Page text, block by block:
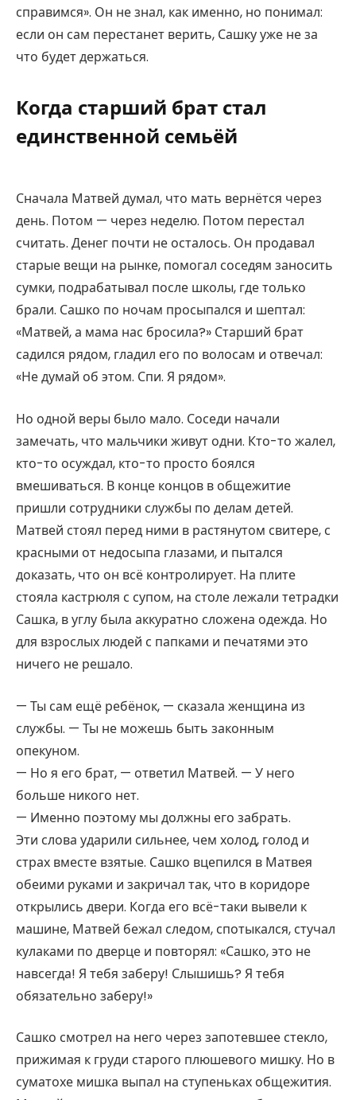
справимся». Он не знал, как именно, но понимал:
если он сам перестанет верить, Сашку уже не за
что будет держаться.
Когда старший брат стал
единственной семьёй
Сначала Матвей думал, что мать вернётся через
день. Потом — через неделю. Потом перестал
считать. Денег почти не осталось. Он продавал
старые вещи на рынке, помогал соседям заносить
сумки, подрабатывал после школы, где только
брали. Сашко по ночам просыпался и шептал:
«Матвей, а мама нас бросила?» Старший брат
садился рядом, гладил его по волосам и отвечал:
«Не думай об этом. Спи. Я рядом».
Но одной веры было мало. Соседи начали
замечать, что мальчики живут одни. Кто-то жалел,
кто-то осуждал, кто-то просто боялся
вмешиваться. В конце концов в общежитие
пришли сотрудники службы по делам детей.
Матвей стоял перед ними в растянутом свитере, с
красными от недосыпа глазами, и пытался
доказать, что он всё контролирует. На плите
стояла кастрюля с супом, на столе лежали тетрадки
Сашка, в углу была аккуратно сложена одежда. Но
для взрослых людей с папками и печатями это
ничего не решало.
— Ты сам ещё ребёнок, — сказала женщина из
службы. — Ты не можешь быть законным
опекуном.
— Но я его брат, — ответил Матвей. — У него
больше никого нет.
— Именно поэтому мы должны его забрать.
Эти слова ударили сильнее, чем холод, голод и
страх вместе взятые. Сашко вцепился в Матвея
обеими руками и закричал так, что в коридоре
открылись двери. Когда его всё-таки вывели к
машине, Матвей бежал следом, спотыкался, стучал
кулаками по дверце и повторял: «Сашко, это не
навсегда! Я тебя заберу! Слышишь? Я тебя
обязательно заберу!»
Сашко смотрел на него через запотевшее стекло,
прижимая к груди старого плюшевого мишку. Но в
суматохе мишка выпал на ступеньках общежития.